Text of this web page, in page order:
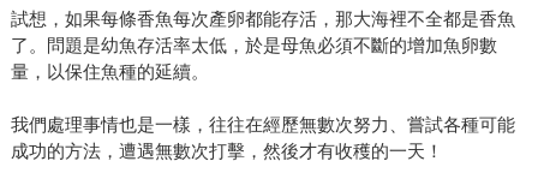
試想，如果每條香魚每次產卵都能存活，那大海裡不全都是香魚
了。問題是幼魚存活率太低，於是母魚必須不斷的增加魚卵數
量，以保住魚種的延續。
我們處理事情也是一樣，往往在經歷無數次努力、嘗試各種可能
成功的方法，遭遇無數次打擊，然後才有收穫的一天！